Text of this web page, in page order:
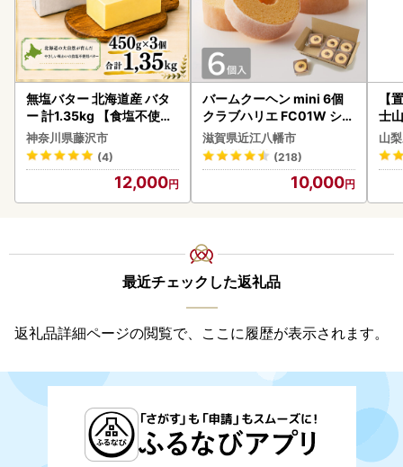
無塩バター 北海道産 バタ
ー 計1.35kg 【食塩不使用
】
神奈川県藤沢市
(4)
12,000
バームクーヘン mini 6個
クラブハリエ FC01W シェ
アボックス バウムクーヘ
ン
滋賀県近江八幡市
(218)
10,000
【
士
180
山
最近チェックした返礼品
返礼品詳細ページの閲覧で、ここに履歴が表示されます。